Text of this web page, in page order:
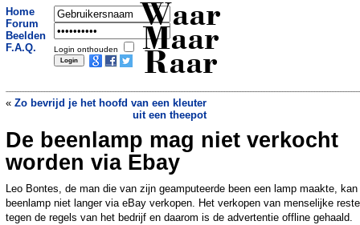
Home
Forum
Beelden
F.A.Q.
Login onthouden
Waar
Maar
Raar
« Zo bevrijd je het hoofd van een kleuter
uit een theepot
Pianospelen op het Centraal Station»
De beenlamp mag niet verkocht
worden via Ebay
Leo Bontes, de man die van zijn geamputeerde been een lamp maakte,
beenlamp niet langer via eBay verkopen. Het verkopen van menselijke
tegen de regels van het bedrijf en daarom is de advertentie offline gehaald.